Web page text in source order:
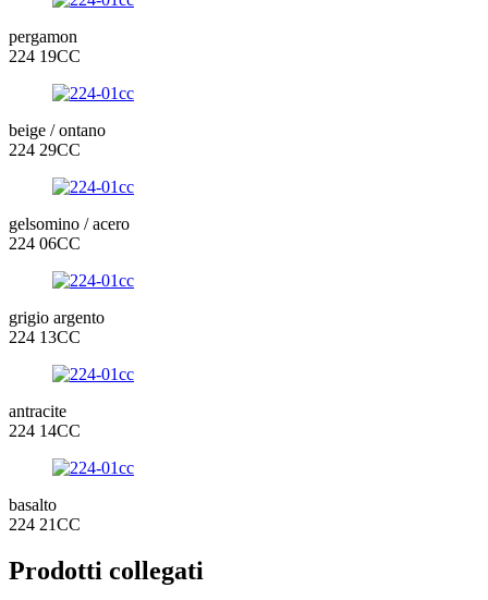
pergamon
224 19CC
beige / ontano
224 29CC
gelsomino / acero
224 06CC
grigio argento
224 13CC
antracite
224 14CC
basalto
224 21CC
Prodotti collegati